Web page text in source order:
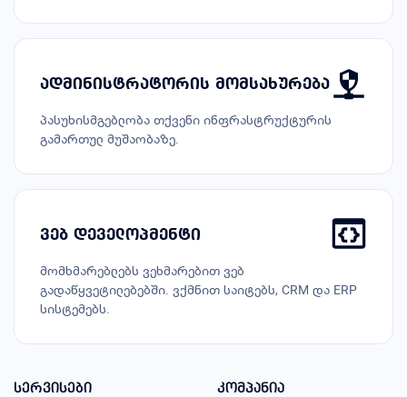
ადმინისტრატორის მომსახურება
პასუხისმგებლობა თქვენი ინფრასტრუქტურის
გამართულ მუშაობაზე.
ვებ დეველოპმენტი
მომხმარებლებს ვეხმარებით ვებ
გადაწყვეტილებებში. ვქმნით საიტებს, CRM და ERP
სისტემებს.
სერვისები
კომპანია